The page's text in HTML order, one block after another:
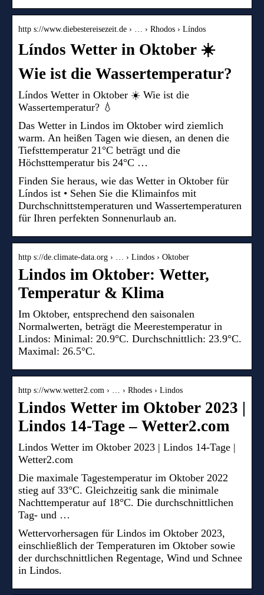
http s://www.diebestereisezeit.de › … › Rhodos › Líndos
Líndos Wetter in Oktober ☀️
Wie ist die Wassertemperatur?
Líndos Wetter in Oktober ☀️ Wie ist die
Wassertemperatur? 💧
Das Wetter in Lindos im Oktober wird ziemlich
warm. An heißen Tagen wie diesen, an denen die
Tiefsttemperatur 21°C beträgt und die
Höchsttemperatur bis 24°C …
Finden Sie heraus, wie das Wetter in Oktober für
Líndos ist • Sehen Sie die Klimainfos mit
Durchschnittstemperaturen und Wassertemperaturen
für Ihren perfekten Sonnenurlaub an.
http s://de.climate-data.org › … › Lindos › Oktober
Lindos im Oktober: Wetter,
Temperatur & Klima
Im Oktober, entsprechend den saisonalen
Normalwerten, beträgt die Meerestemperatur in
Lindos: Minimal: 20.9°C. Durchschnittlich: 23.9°C.
Maximal: 26.5°C.
http s://www.wetter2.com › … › Rhodes › Lindos
Lindos Wetter im Oktober 2023 |
Lindos 14-Tage – Wetter2.com
Lindos Wetter im Oktober 2023 | Lindos 14-Tage |
Wetter2.com
Die maximale Tagestemperatur im Oktober 2022
stieg auf 33°C. Gleichzeitig sank die minimale
Nachttemperatur auf 18°C. Die durchschnittlichen
Tag- und …
Wettervorhersagen für Lindos im Oktober 2023,
einschließlich der Temperaturen im Oktober sowie
der durchschnittlichen Regentage, Wind und Schnee
in Lindos.